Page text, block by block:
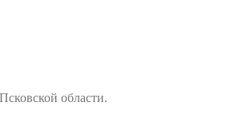
области.